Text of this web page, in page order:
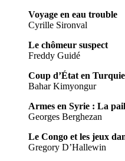
Voyage en eau trouble
Cyrille Sironval
Le chômeur suspect
Freddy Guidé
Coup d’État en Turquie
Bahar Kimyongur
Armes en Syrie : La
Georges Berghezan
Le Congo et les jeux
Gregory D’Hallewin